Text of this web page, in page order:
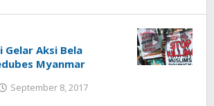
Gelar Aksi Bela
Myanmar
September 8, 2017